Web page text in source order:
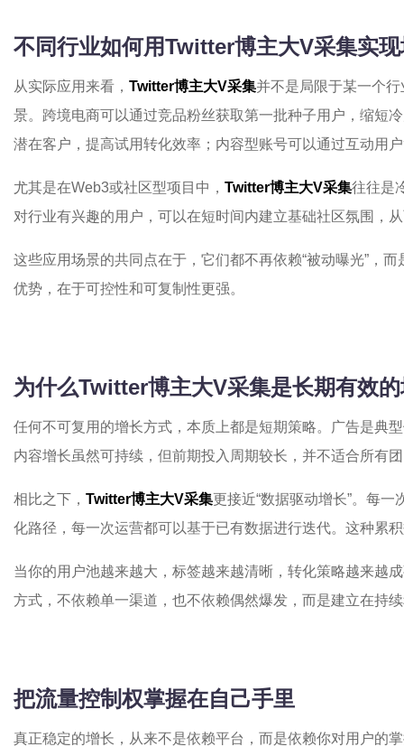
不同行业如何用Twitter博主大V采集实
从实际应用来看， Twitter博主大V采集并不是局限于某一个
景。跨境电商可以通过竞品粉丝获取第一批种子用户，缩短
潜在客户，提高试用转化效率；内容型账号可以通过互动用
尤其是在Web3或社区型项目中， Twitter博主大V采集往往是
对行业有兴趣的用户，可以在短时间内建立基础社区氛围，
这些应用场景的共同点在于，它们都不再依赖“被动曝光”，
优势，在于可控性和可复制性更强。
为什么Twitter博主大V采集是长期有效
任何不可复用的增长方式，本质上都是短期策略。广告是典
内容增长虽然可持续，但前期投入周期较长，并不适合所有
相比之下， Twitter博主大V采集更接近“数据驱动增长”。每
化路径，每一次运营都可以基于已有数据进行迭代。这种累
当你的用户池越来越大，标签越来越清晰，转化策略越来越
方式，不依赖单一渠道，也不依赖偶然爆发，而是建立在持
把流量控制权掌握在自己手里
真正稳定的增长，从来不是依赖平台，而是依赖你对用户的